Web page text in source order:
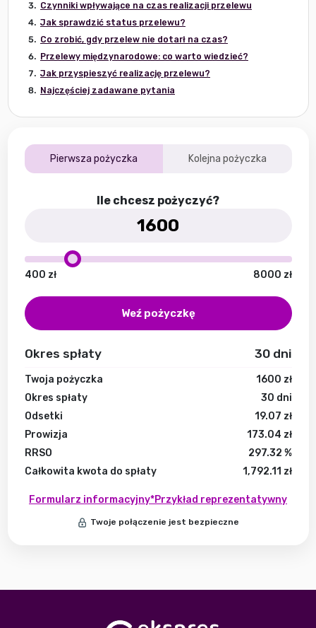
Czynniki wpływające na czas realizacji przelewu
Jak sprawdzić status przelewu?
Co zrobić, gdy przelew nie dotarł na czas?
Przelewy międzynarodowe: co warto wiedzieć?
Jak przyspieszyć realizację przelewu?
Najczęściej zadawane pytania
Pierwsza pożyczka Kolejna pożyczka
Ile chcesz pożyczyć?
400 zł 8000 zł
Weź pożyczkę
Okres spłaty 30dni
Twoja pożyczka 1600 zł
Okres spłaty
30 dni
Odsetki
19.07 zł
Prowizja
173.04 zł
RRSO
297.32 %
Całkowita kwota do spłaty
1,792.11 zł
Formularz informacyjny*Przykład reprezentatywny
Twoje połączenie jest bezpieczne